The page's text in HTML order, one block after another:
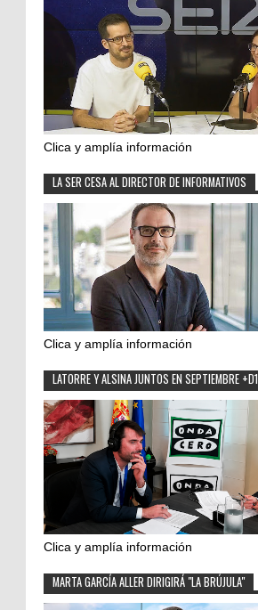
Clica y amplía información
LA SER CESA AL DIRECTOR DE INFORMATIVOS
Clica y amplía información
LATORRE Y ALSINA JUNTOS EN SEPTIEMBRE +D1
Clica y amplía información
MARTA GARCÍA ALLER DIRIGIRÁ "LA BRÚJULA"